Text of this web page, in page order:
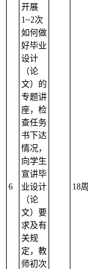
6
开展
1~2次
如何做
好毕业
设计
（论
文）的
专题讲
座，检
查任务
书下达
情况，
向学生
宣讲毕
业设计
（论
文）要
求及有
关规
定，教
师初次
18周